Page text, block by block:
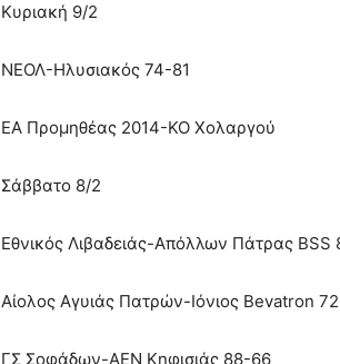
Κυριακή 9/2
ΝΕΟΛ-Ηλυσιακός 74-81
EA Προμηθέας 2014-KO Χολαργού
Σάββατο 8/2
Εθνικός Λιβαδειάς-Απόλλων Πάτρας BSS
Αίολος Αγυιάς Πατρών-Ιόνιος Bevatron
ΓΣ Σοφάδων-ΑΕΝ Κηφισιάς 88-66